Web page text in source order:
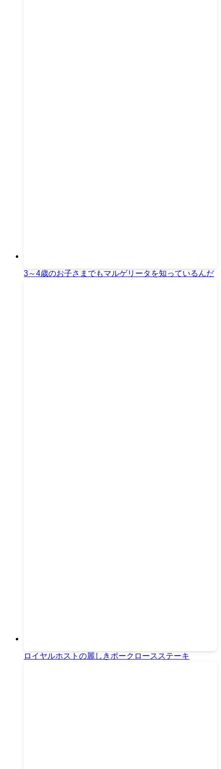
3～4歳のお子さまでもマルゲリータを知っているんだ
ロイヤルホストの麗しきポークロースステーキ